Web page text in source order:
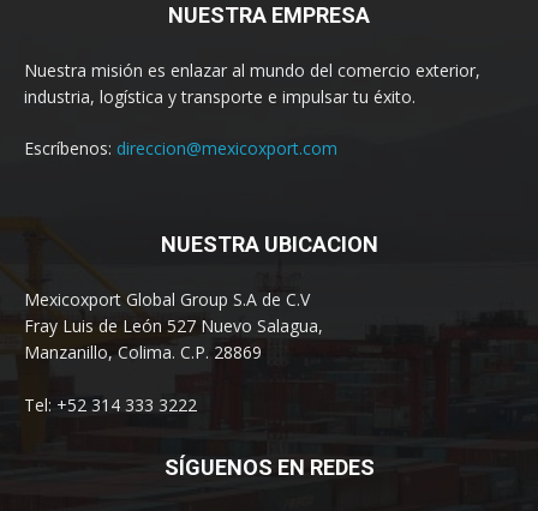
NUESTRA EMPRESA
Nuestra misión es enlazar al mundo del comercio exterior,
industria, logística y transporte e impulsar tu éxito.
Escríbenos: direccion@mexicoxport.com
NUESTRA UBICACION
Mexicoxport Global Group S.A de C.V
Fray Luis de León 527 Nuevo Salagua,
Manzanillo, Colima. C.P. 28869
Tel: +52 314 333 3222
SÍGUENOS EN REDES